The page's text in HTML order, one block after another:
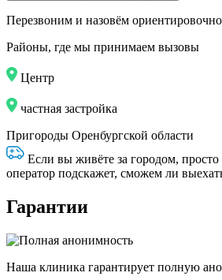
Перезвоним и назовём
Районы, где мы принимаем вызовы
Центр
частная застройка
Пригороды Оренбургской области
Если вы живёте за городом,
оператор подскажет, сможем ли
Гарантии
Наша клиника гарантирует полную